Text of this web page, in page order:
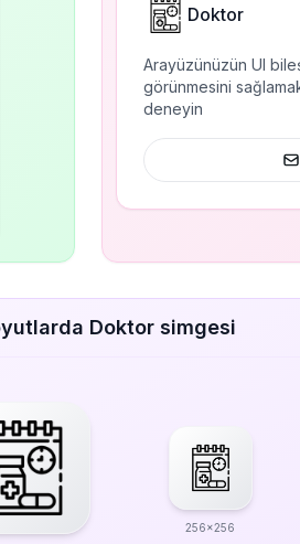
Doktor
Arayüzünüzün UI
görünmesini
deneyin
Doktor simgesi
256x256